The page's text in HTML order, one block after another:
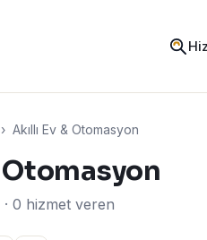
› Akıllı Ev & Otomasyon
Otomasyon
0 hizmet veren